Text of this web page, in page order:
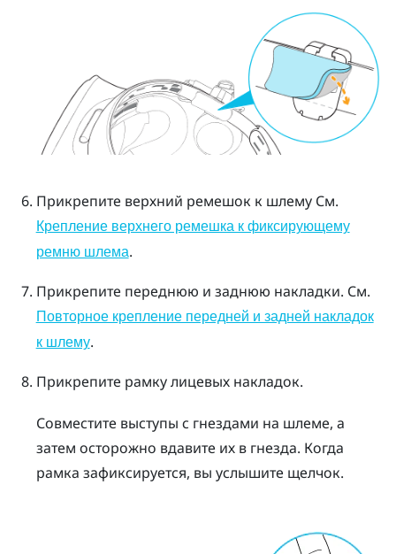
Прикрепите верхний ремешок к шлему См.
Крепление верхнего ремешка к фиксирующему
ремню шлема.
Прикрепите переднюю и заднюю накладки. См.
Повторное крепление передней и задней накладок
к шлему.
Прикрепите рамку лицевых накладок.
Совместите выступы с гнездами на шлеме, а
затем осторожно вдавите их в гнезда. Когда
рамка зафиксируется, вы услышите щелчок.